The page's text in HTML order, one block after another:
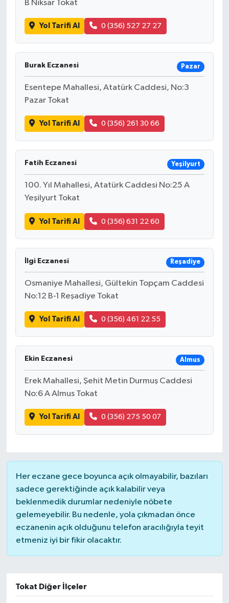
B Niksar Tokat
Yol Tarifi Al 0 (356) 527 27 27
Burak Eczanesi Pazar
Esentepe Mahallesi, Atatürk Caddesi, No:3
Pazar Tokat
Yol Tarifi Al 0 (356) 261 30 66
Fatih Eczanesi Yeşilyurt
100. Yıl Mahallesi, Atatürk Caddesi No:25 A
Yeşilyurt Tokat
Yol Tarifi Al 0 (356) 631 22 60
İlgi Eczanesi Reşadiye
Osmaniye Mahallesi, Gültekin Topçam Caddesi
No:12 B-1 Reşadiye Tokat
Yol Tarifi Al 0 (356) 461 22 55
Ekin Eczanesi Almus
Erek Mahallesi, Şehit Metin Durmuş Caddesi
No:6 A Almus Tokat
Yol Tarifi Al 0 (356) 275 50 07
Her eczane gece boyunca açık olmayabilir, bazıları
sadece gerektiğinde açık kalabilir veya
beklenmedik durumlar nedeniyle nöbete
gelemeyebilir. Bu nedenle, yola çıkmadan önce
eczanenin açık olduğunu telefon aracılığıyla teyit
etmeniz iyi bir fikir olacaktır.
Tokat Diğer İlçeler